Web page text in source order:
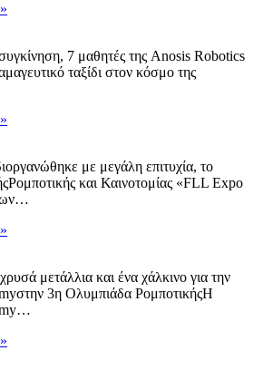
7 μαθητές της Anosis Robotics
ταξίδι στον κόσμο της
με μεγάλη επιτυχία, το
και Καινοτομίας «FLL Expo
μετάλλια και ένα χάλκινο για την
3η Ολυμπιάδα ΡομποτικήςΗ